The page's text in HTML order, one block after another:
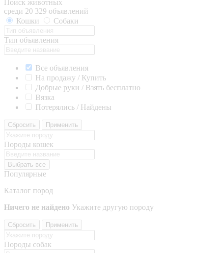
Поиск животных
среди 20 329 объявлений
Кошки
Собаки
Тип объявления
Все объявления
На продажу / Купить
Добрые руки / Взять бесплатно
Вязка
Потерялись / Найдены
Сбросить Применить
Породы кошек
Выбрать все
Популярные
Каталог пород
Ничего не найдено Укажите другую породу
Сбросить Применить
Породы собак